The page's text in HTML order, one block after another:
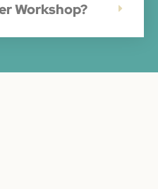
Workshop?